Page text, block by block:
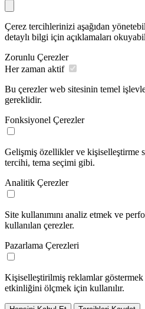
Çerez tercihlerinizi aşağıdan
detaylı bilgi için açıklamaları
Zorunlu Çerezler
Her zaman aktif
Bu çerezler web sitesinin temel
gereklidir.
Fonksiyonel Çerezler
Gelişmiş özellikler ve kişiselleştirme
tercihi, tema seçimi gibi.
Analitik Çerezler
Site kullanımını analiz etmek ve
kullanılan çerezler.
Pazarlama Çerezleri
Kişiselleştirilmiş reklamlar göstermek
etkinliğini ölçmek için kullanılır.